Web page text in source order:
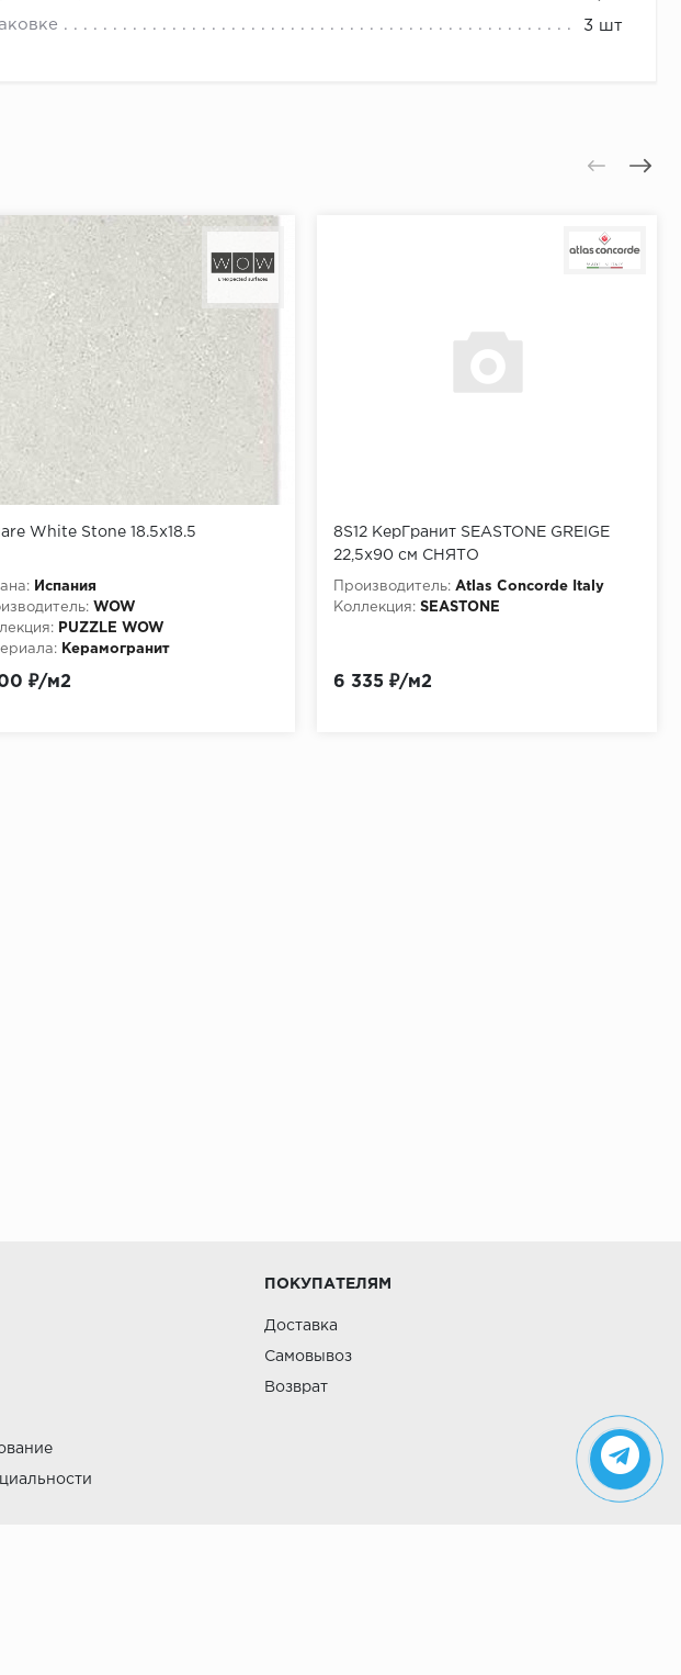
3 шт
White Stone 18.5x18.5
Испания
WOW
PUZZLE WOW
Керамогранит
₽/м2
8S12 КерГранит SEASTONE GREIGE
22,5x90 см СНЯТО
Производитель: Atlas Concorde Italy
Коллекция: SEASTONE
6 335 ₽/м2
ПОКУПАТЕЛЯМ
Доставка
Самовывоз
Возврат